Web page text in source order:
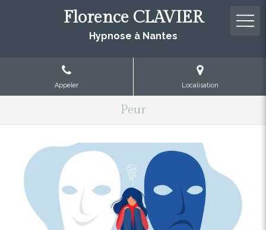
Florence CLAVIER
Hypnose à Nantes
Appeler Localisation
Peur